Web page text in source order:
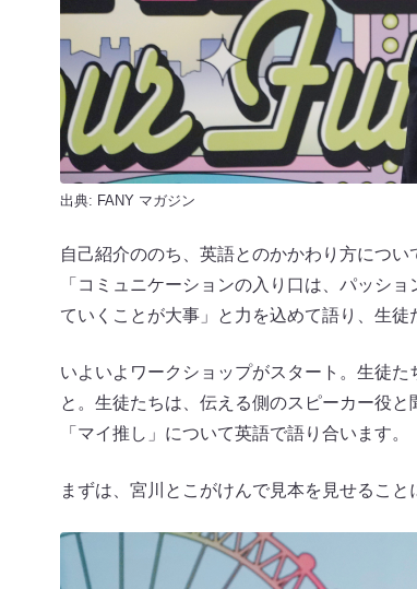
出典: FANY マガジン
自己紹介ののち、英語とのかかわり方につ
「コミュニケーションの入り口は、パッシ
ていくことが大事」と力を込めて語り、生徒
いよいよワークショップがスタート。生徒
と。生徒たちは、伝える側のスピーカー役
「マイ推し」について英語で語り合います。
まずは、宮川とこがけんで見本を見せるこ